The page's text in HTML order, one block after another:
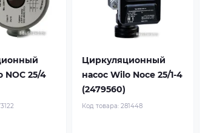
NOC 25/4
Циркуляционный
насос Wilo Noce 25/1-4
(2479560)
Код товара: 281448